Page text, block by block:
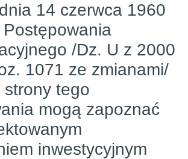
14 czerwca 1960
/Dz. U z 2000
1071 ze zmianami/
strony tego
mogą zapoznać
inwestycyjnym